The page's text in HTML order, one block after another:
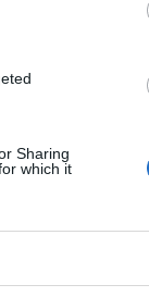
Sharing
which it
con
il